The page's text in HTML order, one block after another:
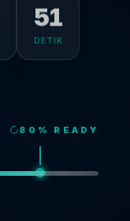
51
DETIK
80 % READY